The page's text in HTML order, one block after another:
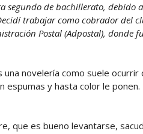
segundo de bachillerato, debido
trabajar como cobrador del
Postal (Adpostal), donde
novelería como suele ocurrir
y hasta color le
que es bueno levantarse,